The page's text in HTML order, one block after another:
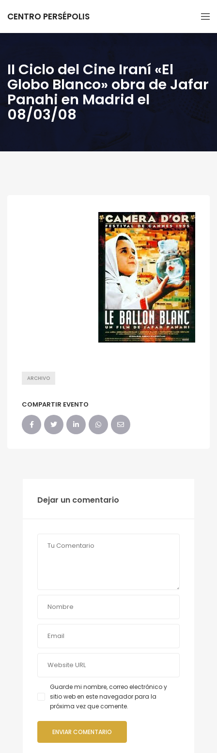
CENTRO PERSÉPOLIS
II Ciclo del Cine Iraní «El
Globo Blanco» obra de Jafar
Panahi en Madrid el
08/03/08
ARCHIVO
COMPARTIR EVENTO
Dejar un comentario
Guarde mi nombre, correo electrónico y
sitio web en este navegador para la
próxima vez que comente.